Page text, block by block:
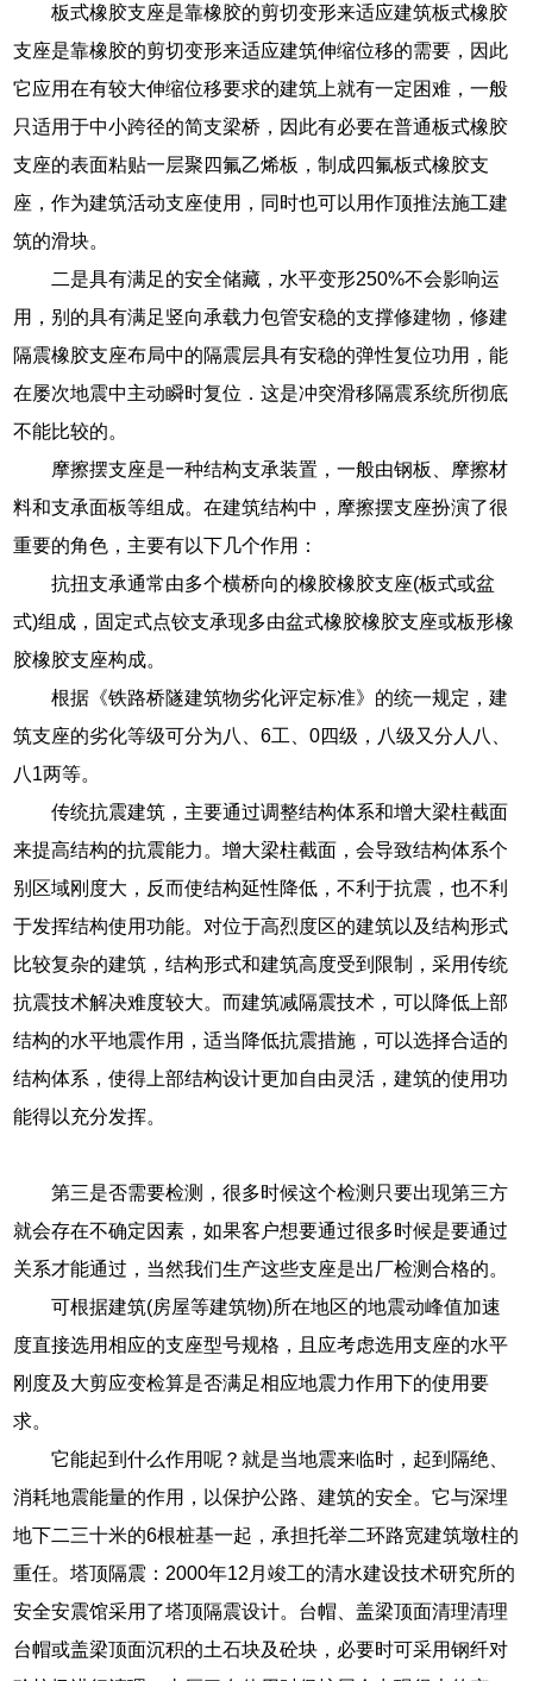
板式橡胶支座是靠橡胶的剪切变形来适应建筑板式橡胶
支座是靠橡胶的剪切变形来适应建筑伸缩位移的需要，因此
它应用在有较大伸缩位移要求的建筑上就有一定困难，一般
只适用于中小跨径的简支梁桥，因此有必要在普通板式橡胶
支座的表面粘贴一层聚四氟乙烯板，制成四氟板式橡胶支
座，作为建筑活动支座使用，同时也可以用作顶推法施工建
筑的滑块。
二是具有满足的安全储藏，水平变形250%不会影响运
用，别的具有满足竖向承载力包管安稳的支撑修建物，修建
隔震橡胶支座布局中的隔震层具有安稳的弹性复位功用，能
在屡次地震中主动瞬时复位．这是冲突滑移隔震系统所彻底
不能比较的。
摩擦摆支座是一种结构支承装置，一般由钢板、摩擦材
料和支承面板等组成。在建筑结构中，摩擦摆支座扮演了很
重要的角色，主要有以下几个作用：
抗扭支承通常由多个横桥向的橡胶橡胶支座(板式或盆
式)组成，固定式点铰支承现多由盆式橡胶橡胶支座或板形橡
胶橡胶支座构成。
根据《铁路桥隧建筑物劣化评定标准》的统一规定，建
筑支座的劣化等级可分为八、6工、0四级，八级又分人八、
八1两等。
传统抗震建筑，主要通过调整结构体系和增大梁柱截面
来提高结构的抗震能力。增大梁柱截面，会导致结构体系个
别区域刚度大，反而使结构延性降低，不利于抗震，也不利
于发挥结构使用功能。对位于高烈度区的建筑以及结构形式
比较复杂的建筑，结构形式和建筑高度受到限制，采用传统
抗震技术解决难度较大。而建筑减隔震技术，可以降低上部
结构的水平地震作用，适当降低抗震措施，可以选择合适的
结构体系，使得上部结构设计更加自由灵活，建筑的使用功
能得以充分发挥。
第三是否需要检测，很多时候这个检测只要出现第三方
就会存在不确定因素，如果客户想要通过很多时候是要通过
关系才能通过，当然我们生产这些支座是出厂检测合格的。
可根据建筑(房屋等建筑物)所在地区的地震动峰值加速
度直接选用相应的支座型号规格，且应考虑选用支座的水平
刚度及大剪应变检算是否满足相应地震力作用下的使用要
求。
它能起到什么作用呢？就是当地震来临时，起到隔绝、
消耗地震能量的作用，以保护公路、建筑的安全。它与深埋
地下二三十米的6根桩基一起，承担托举二环路宽建筑墩柱的
重任。塔顶隔震：2000年12月竣工的清水建设技术研究所的
安全安震馆采用了塔顶隔震设计。台帽、盖梁顶面清理清理
台帽或盖梁顶面沉积的土石块及砼块，必要时可采用钢纤对